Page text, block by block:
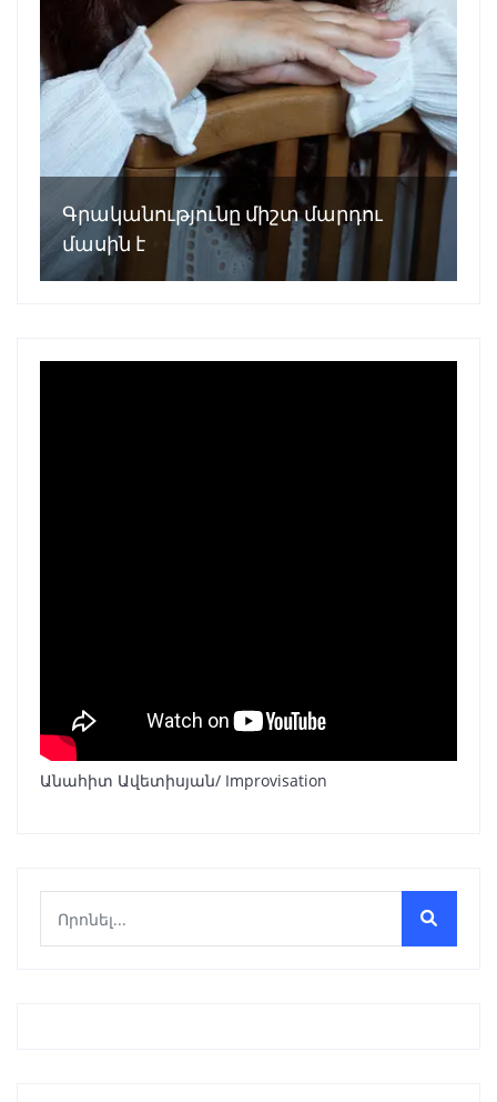
Գրականությունը միշտ մարդու
մասին է
Անահիտ Ավետիսյան/ Improvisation